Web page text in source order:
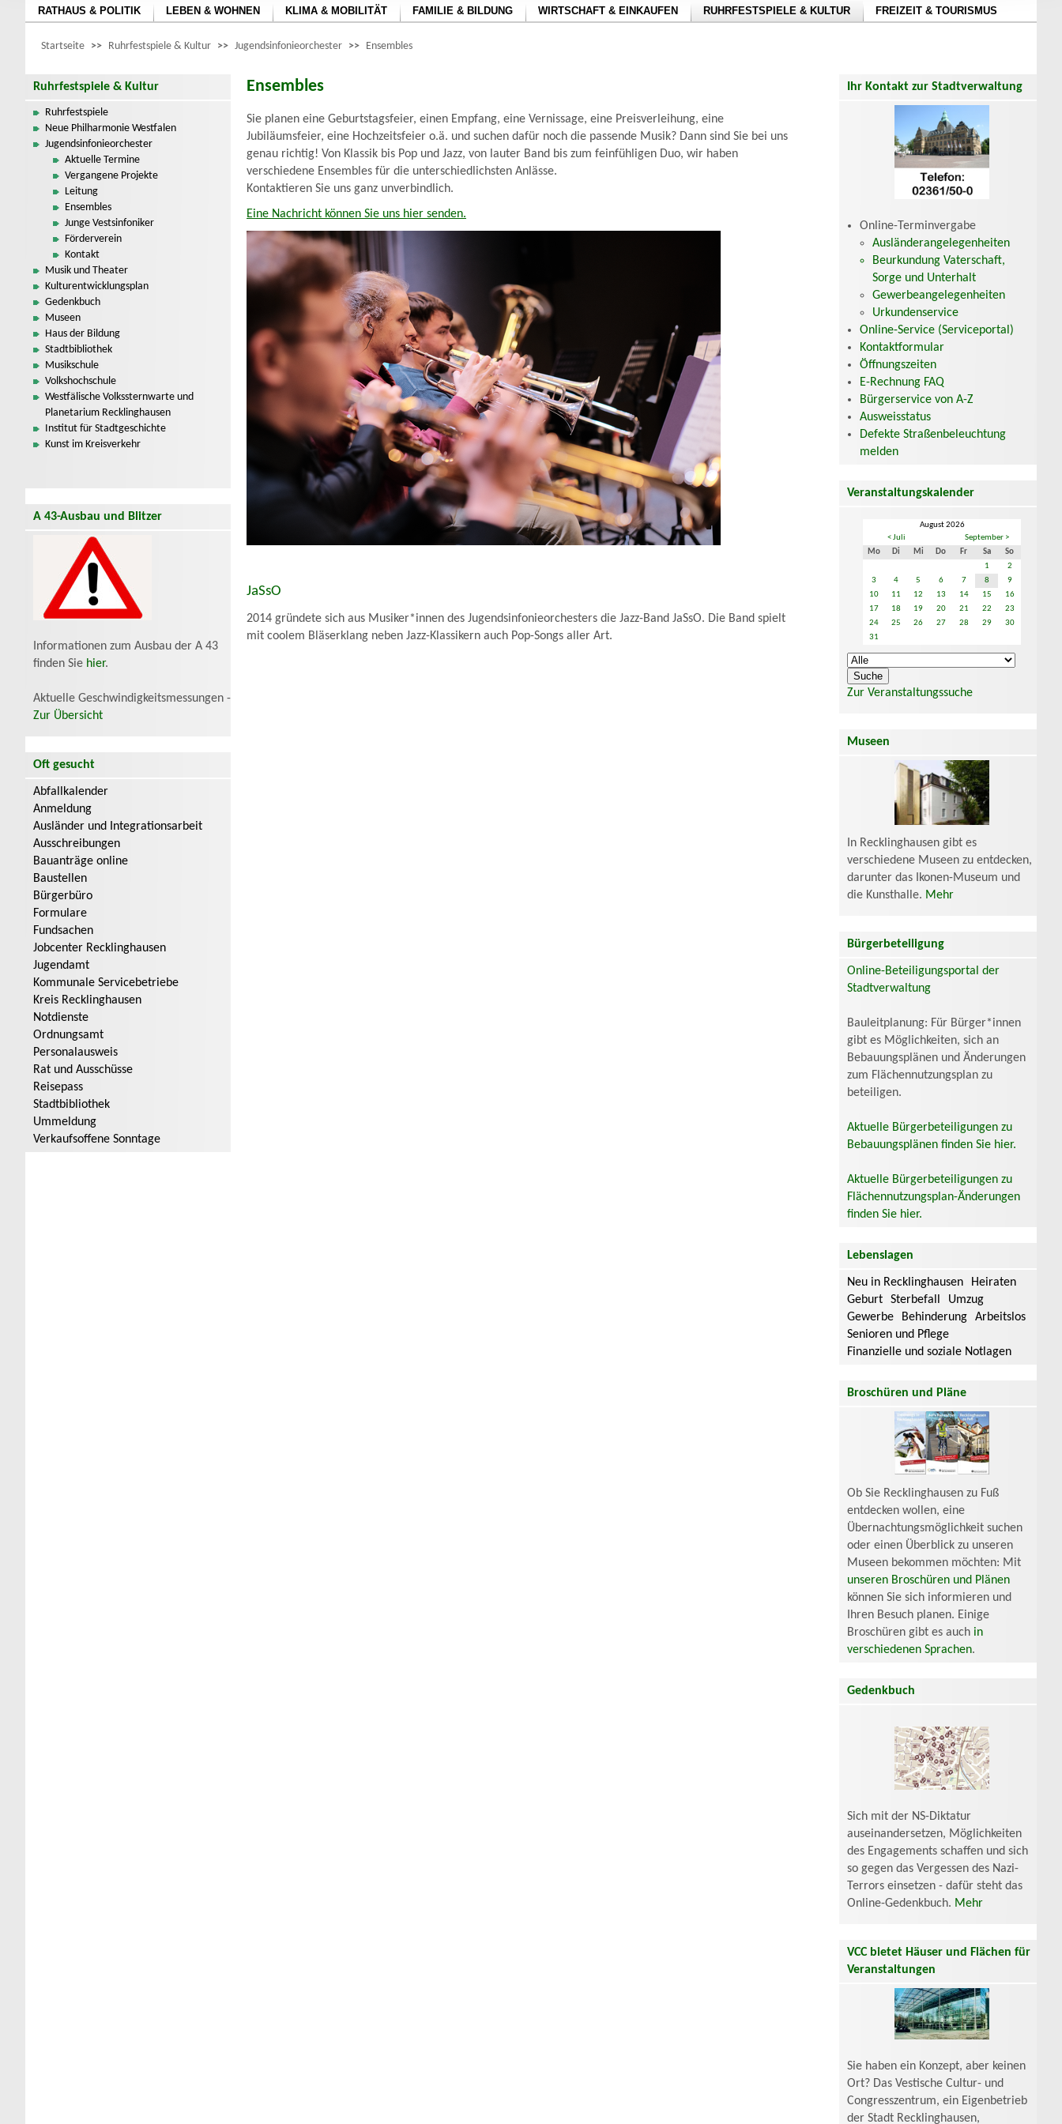
RATHAUS & POLITIK LEBEN & WOHNEN KLIMA & MOBILITÄT FAMILIE & BILDUNG WIRTSCHAFT & EINKAUFEN RUHRFESTSPIELE & KULTUR FREIZEIT & TOURISMUS
Startseite >> Ruhrfestspiele & Kultur >> Jugendsinfonieorchester >> Ensembles
Ruhrfestspiele & Kultur
Ruhrfestspiele
Neue Philharmonie Westfalen
Jugendsinfonieorchester
Aktuelle Termine
Vergangene Projekte
Leitung
Ensembles
Junge Vestsinfoniker
Förderverein
Kontakt
Musik und Theater
Kulturentwicklungsplan
Gedenkbuch
Museen
Haus der Bildung
Stadtbibliothek
Musikschule
Volkshochschule
Westfälische Volkssternwarte und
Planetarium Recklinghausen
Institut für Stadtgeschichte
Kunst im Kreisverkehr
A 43-Ausbau und Blitzer
Informationen zum Ausbau der A 43
finden Sie hier.
Aktuelle Geschwindigkeitsmessungen -
Zur Übersicht
Oft gesucht
Abfallkalender
Anmeldung
Ausländer und Integrationsarbeit
Ausschreibungen
Bauanträge online
Baustellen
Bürgerbüro
Formulare
Fundsachen
Jobcenter Recklinghausen
Jugendamt
Kommunale Servicebetriebe
Kreis Recklinghausen
Notdienste
Ordnungsamt
Personalausweis
Rat und Ausschüsse
Reisepass
Stadtbibliothek
Ummeldung
Verkaufsoffene Sonntage
Ensembles
Sie planen eine Geburtstagsfeier, einen Empfang, eine Vernissage, eine Preisverleihung, eine
Jubiläumsfeier, eine Hochzeitsfeier o.ä. und suchen dafür noch die passende Musik? Dann sind Sie bei uns
genau richtig! Von Klassik bis Pop und Jazz, von lauter Band bis zum feinfühligen Duo, wir haben
verschiedene Ensembles für die unterschiedlichsten Anlässe.
Kontaktieren Sie uns ganz unverbindlich.
Eine Nachricht können Sie uns hier senden.
JaSsO
2014 gründete sich aus Musiker*innen des Jugendsinfonieorchesters die Jazz-Band JaSsO. Die Band spielt
mit coolem Bläserklang neben Jazz-Klassikern auch Pop-Songs aller Art.
Ihr Kontakt zur Stadtverwaltung
Online-Terminvergabe
Ausländerangelegenheiten
Beurkundung Vaterschaft,
Sorge und Unterhalt
Gewerbeangelegenheiten
Urkundenservice
Online-Service (Serviceportal)
Kontaktformular
Öffnungszeiten
E-Rechnung FAQ
Bürgerservice von A-Z
Ausweisstatus
Defekte Straßenbeleuchtung
melden
Veranstaltungskalender
August 2026
< Juli
September >
Mo
Di Mi Do Fr Sa
So
1
2
3
4 5 6 7 8
9
10
11 12 13 14 15
16
17
18 19 20 21 22
23
24
25 26 27 28 29
30
31
Zur Veranstaltungssuche
Museen
In Recklinghausen gibt es
verschiedene Museen zu entdecken,
darunter das Ikonen-Museum und
die Kunsthalle. Mehr
Bürgerbeteiligung
Online-Beteiligungsportal der
Stadtverwaltung
Bauleitplanung: Für Bürger*innen
gibt es Möglichkeiten, sich an
Bebauungsplänen und Änderungen
zum Flächennutzungsplan zu
beteiligen.
Aktuelle Bürgerbeteiligungen zu
Bebauungsplänen finden Sie hier.
Aktuelle Bürgerbeteiligungen zu
Flächennutzungsplan-Änderungen
finden Sie hier.
Lebenslagen
Neu in Recklinghausen
Heiraten
Geburt
Sterbefall
Umzug
Gewerbe
Behinderung
Arbeitslos
Senioren und Pflege
Finanzielle und soziale Notlagen
Broschüren und Pläne
Ob Sie Recklinghausen zu Fuß
entdecken wollen, eine
Übernachtungsmöglichkeit suchen
oder einen Überblick zu unseren
Museen bekommen möchten: Mit
unseren Broschüren und Plänen
können Sie sich informieren und
Ihren Besuch planen. Einige
Broschüren gibt es auch in
verschiedenen Sprachen.
Gedenkbuch
Sich mit der NS-Diktatur
auseinandersetzen, Möglichkeiten
des Engagements schaffen und sich
so gegen das Vergessen des Nazi-
Terrors einsetzen - dafür steht das
Online-Gedenkbuch. Mehr
VCC bietet Häuser und Flächen für
Veranstaltungen
Sie haben ein Konzept, aber keinen
Ort? Das Vestische Cultur- und
Congresszentrum, ein Eigenbetrieb
der Stadt Recklinghausen,